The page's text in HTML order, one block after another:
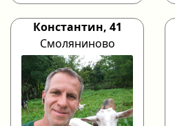
Константин, 41
Смоляниново